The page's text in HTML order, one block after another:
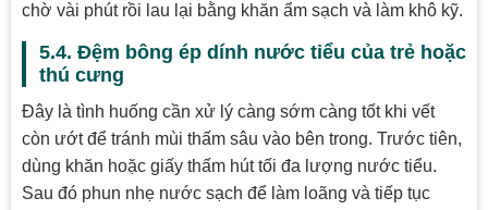
chờ vài phút rồi lau lại bằng khăn ẩm sạch và làm khô kỹ.
5.4. Đệm bông ép dính nước tiểu của trẻ hoặc
thú cưng
Đây là tình huống cần xử lý càng sớm càng tốt khi vết
còn ướt để tránh mùi thấm sâu vào bên trong. Trước tiên,
dùng khăn hoặc giấy thấm hút tối đa lượng nước tiểu.
Sau đó phun nhẹ nước sạch để làm loãng và tiếp tục